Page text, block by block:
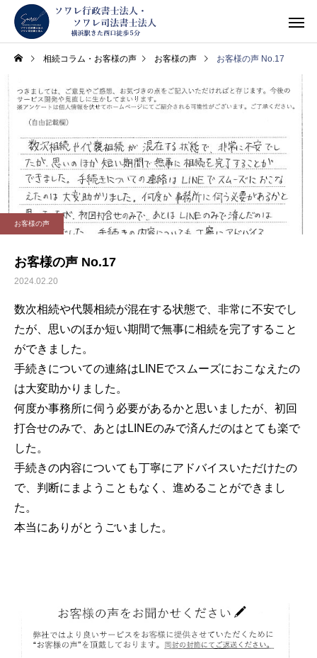
相続コラム・お客様の声 お客様の声 お客様の声 No.17
お客様の声
お客様の声 No.17
2024.02.20
数次相続や代襲相続が混在する状態で、非常に不安でし
たが、思いのほか短い期間で無事に相続を完了すること
ができました。
手続きについての連絡はLINEでスムーズにおこなえたの
は大変助かりました。
何度か事務所に伺う必要があるかと思いましたが、初回
打合せのみで、あとはLINEのみで済んだのはとても楽で
した。
手続きの内容についても丁寧にアドバイスいただけたの
で、判断にまようこともなく、進めることができまし
た。
本当にありがとうごいました。